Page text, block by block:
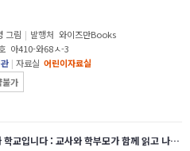
그림 | 발행처 와이즈만Books
아410-와68ㅅ-3
| 자료실 어린이자료실
불가
안녕하십니까 학교입니다 : 교사와 학부모가 함께 읽고 나누는 특별한 가정통신문